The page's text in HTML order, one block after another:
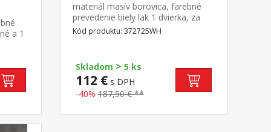
a 1
materiál masív borovica, farebné
prevedenie biely lak 1 dvierka, za
nimi 1 polica, 1 zásuvka s kovovými
pojazdmi maximálne nosnosti
súčasť zostavy PORTO biela
Kód produktu: 372725WH
Skladom > 5 ks
112 €s DPH
-40% 187,50 € **